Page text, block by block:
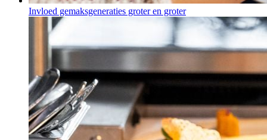
Invloed gemaksgeneraties groter en groter